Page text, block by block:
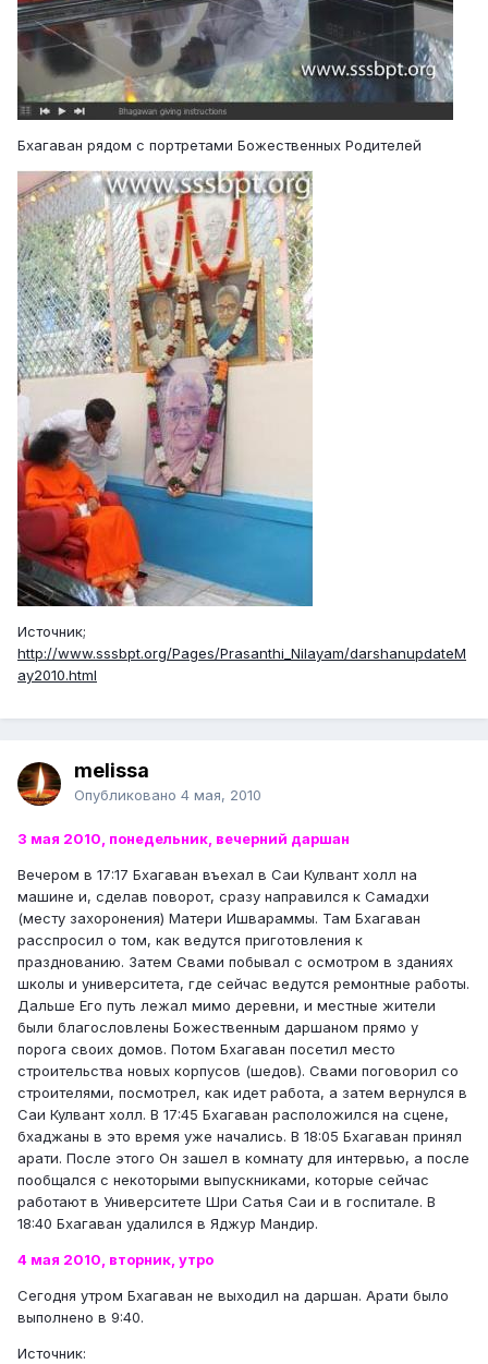
Бхагаван рядом с портретами Божественных Родителей
Источник;
http://www.sssbpt.org/Pages/Prasanthi_Nilayam/darshanupdateM
ay2010.html
melissa
Опубликовано 4 мая, 2010
3 мая 2010, понедельник, вечерний даршан
Вечером в 17:17 Бхагаван въехал в Саи Кулвант холл на
машине и, сделав поворот, сразу направился к Самадхи
(месту захоронения) Матери Ишвараммы. Там Бхагаван
расспросил о том, как ведутся приготовления к
празднованию. Затем Свами побывал с осмотром в зданиях
школы и университета, где сейчас ведутся ремонтные работы.
Дальше Его путь лежал мимо деревни, и местные жители
были благословлены Божественным даршаном прямо у
порога своих домов. Потом Бхагаван посетил место
строительства новых корпусов (шедов). Свами поговорил со
строителями, посмотрел, как идет работа, а затем вернулся в
Саи Кулвант холл. В 17:45 Бхагаван расположился на сцене,
бхаджаны в это время уже начались. В 18:05 Бхагаван принял
арати. После этого Он зашел в комнату для интервью, а после
пообщался с некоторыми выпускниками, которые сейчас
работают в Университете Шри Сатья Саи и в госпитале. В
18:40 Бхагаван удалился в Яджур Мандир.
4 мая 2010, вторник, утро
Сегодня утром Бхагаван не выходил на даршан. Арати было
выполнено в 9:40.
Источник: